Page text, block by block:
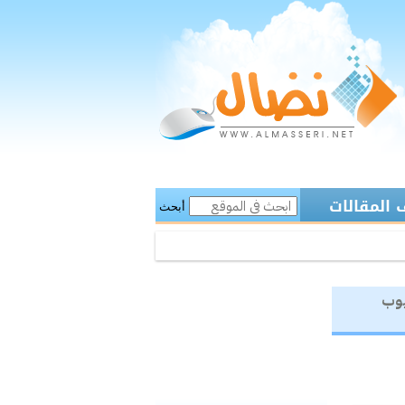
أبحث